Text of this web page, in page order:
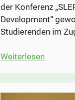
der Konferenz
Development“
Studierenden im
Weiterlesen:
belegt